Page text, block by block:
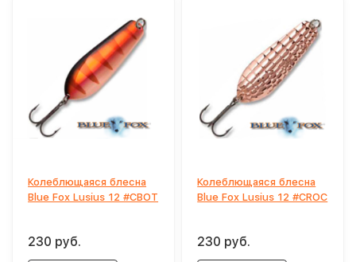
Колеблющаяся блесна
Blue Fox Lusius 12 #CBOT
230 руб.
Колеблющаяся блесна
Blue Fox Lusius 12 #CROC
230 руб.